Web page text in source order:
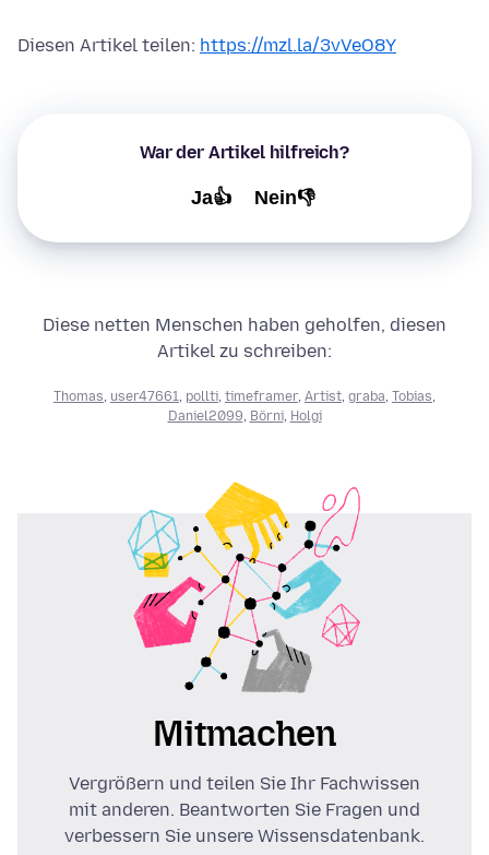
Diesen Artikel teilen: https://mzl.la/3vVeO8Y
War der Artikel hilfreich?
Ja👍 Nein👎
Diese netten Menschen haben geholfen, diesen
Artikel zu schreiben:
Thomas user47661 pollti timeframer, Artist graba Tobias
Daniel2099 Börni, Holgi
Mitmachen
Vergrößern und teilen Sie Ihr Fachwissen
mit anderen. Beantworten Sie Fragen und
verbessern Sie unsere Wissensdatenbank.